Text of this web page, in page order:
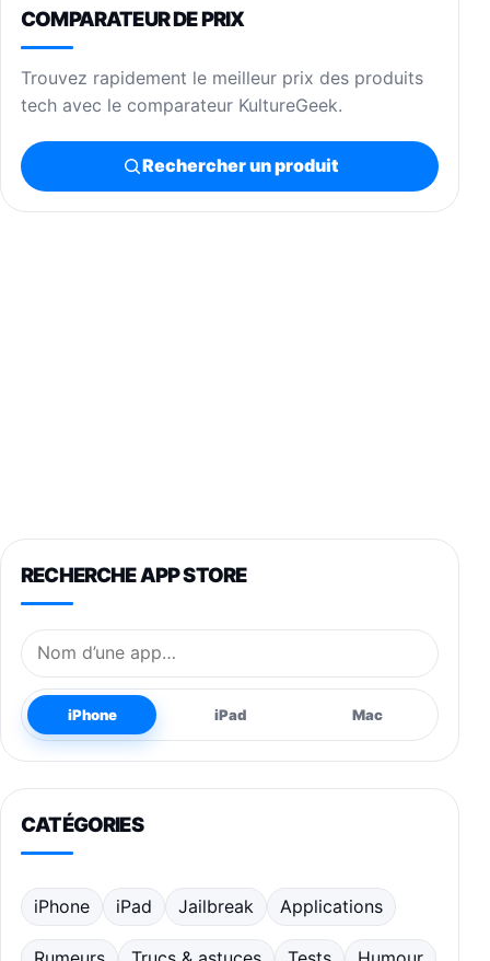
COMPARATEUR DE PRIX
Trouvez rapidement le meilleur prix des produits
tech avec le comparateur KultureGeek.
Rechercher un produit
RECHERCHE APP STORE
Nom de l’application
iPhone iPad Mac
CATÉGORIES
iPhone iPad Jailbreak Applications